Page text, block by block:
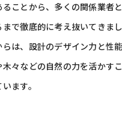
ることから、多くの関係業者
まで徹底的に考え抜いてきま
は、設計のデザイン力と性
々などの自然の力を活かす
ます。